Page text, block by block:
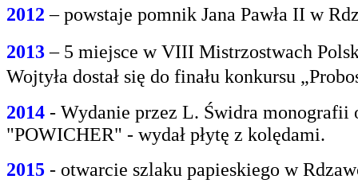
2012 – powstaje pomnik Jana Pawła II w
2013– 5 miejsce w VIII Mistrzostwach
Wojtyła dostał się do finału konkursu
2014 - Wydanie przez L. Świdra monografii
"POWICHER" - wydał płytę z kolędami.
2015 - otwarcie szlaku papieskiego w